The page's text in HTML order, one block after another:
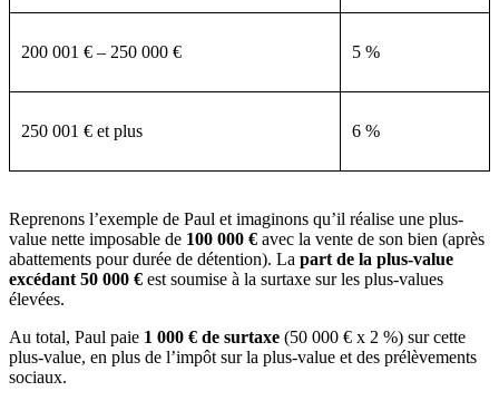
200 001 € – 250 000 € 5 %
250 001 € et plus 6 %
Reprenons l’exemple de Paul et imaginons qu’il réalise une plus-
value nette imposable de 100 000 € avec la vente de son bien (après
abattements pour durée de détention). La part de la plus-value
excédant 50 000 € est soumise à la surtaxe sur les plus-values
élevées.
Au total, Paul paie 1 000 € de surtaxe (50 000 € x 2 %) sur cette
plus-value, en plus de l’impôt sur la plus-value et des prélèvements
sociaux.